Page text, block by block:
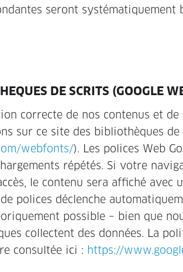
seront
DE SCRITS (GOOGLE
correcte de nos contenus et
sur ce site des bibliothèques
webfonts/). Les polices Web
répétés. Si votre
le contenu sera affiché
polices déclenche
possible – bien que
collectent des données. La
consultée ici : https://